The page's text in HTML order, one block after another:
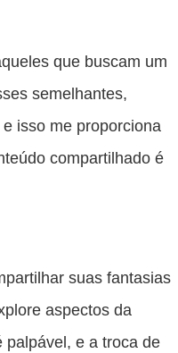
que buscam um
semelhantes,
isso me proporciona
compartilhado é
suas fantasias
aspectos da
palpável, e a troca de